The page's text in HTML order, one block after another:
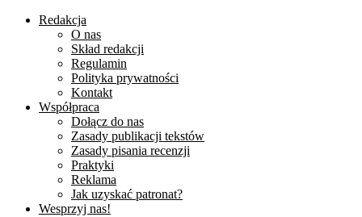
Redakcja
O nas
Skład redakcji
Regulamin
Polityka prywatności
Kontakt
Współpraca
Dołącz do nas
Zasady publikacji tekstów
Zasady pisania recenzji
Praktyki
Reklama
Jak uzyskać patronat?
Wesprzyj nas!